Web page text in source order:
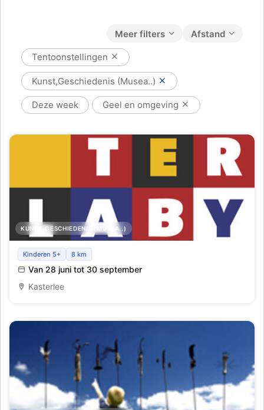
Afstand
Meer filters
Tentoonstellingen
Kunst,Geschiedenis (Musea..)
Deze week Geel en omgeving
KUNST,GESCHIEDENIS (MUSEA..)
Kunstdomein Kasterlee - geniet van kunst en natuur
Kinderen 5+ 8 km
Van 28 juni tot 30 september
Kasterlee